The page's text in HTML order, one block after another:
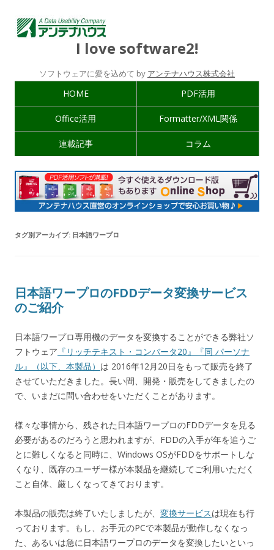
I love software2!
ソフトウェアに愛を込めて by アンテナハウス株式会社
HOME PDF活用
Office活用 Formatter/XML関係
連載記事 コラム
タグ別アーカイブ: 日本語ワープロ
日本語ワープロのFDDデータ変換サービス
のご紹介
日本語ワープロ専用機のデータを変換することができる弊社ソ
フトウェア 『リッチテキスト・コンバータ20』『同 パーソナ
ル』（以下、本製品） は 2016年12月20日をもって販売を終了
させていただきました。長い間、開発・販売をしてきましたの
で、いまだに問い合わせをいただくことがあります。
様々な事情から、残された日本語ワープロのFDDデータを見る
必要があるのだろうと思われますが、FDDの入手が年を追うご
とに難しくなると同時に、Windows OSがFDDをサポートしな
くなり、既存のユーザー様が本製品を継続してご利用いただく
こと自体、厳しくなってきております。
本製品の販売は終了いたしましたが、 変換サービスは現在も行
っております。もし、お手元のPCで本製品が動作しなくなっ
た、あるいは急に日本語ワープロのデータを変換したいといっ